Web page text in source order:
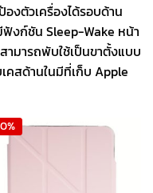
งตัวเครื่องได้รอบด้าน
งก์ชัน Sleep-Wake หน้า
ามารถพับใช้เป็นขาตั้งแบบ
คสด้านในมีที่เก็บ Apple